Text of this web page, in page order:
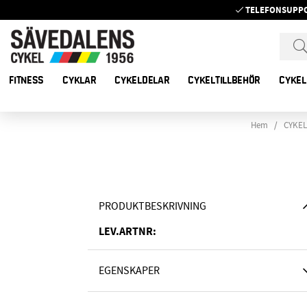
FITNESS CYKLAR CYKELDELAR CYKELTILLBEHÖR
Hem
PRODUKTBESKRIVNING
LEV.ARTNR:
EGENSKAPER